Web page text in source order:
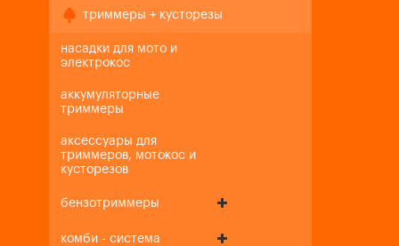
триммеры + кусторезы
насадки для мото и
электрокос
аккумуляторные
триммеры
аксессуары для
триммеров, мотокос и
кусторезов
бензотриммеры
комби - система